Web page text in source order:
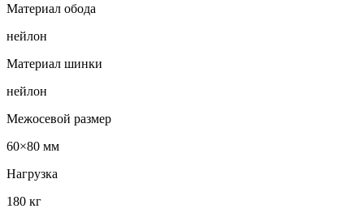
Материал обода
нейлон
Материал шинки
нейлон
Межосевой размер
60×80 мм
Нагрузка
180 кг